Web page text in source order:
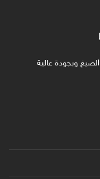
وبجودة عالية